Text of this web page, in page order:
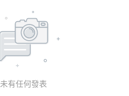
未有任何發表